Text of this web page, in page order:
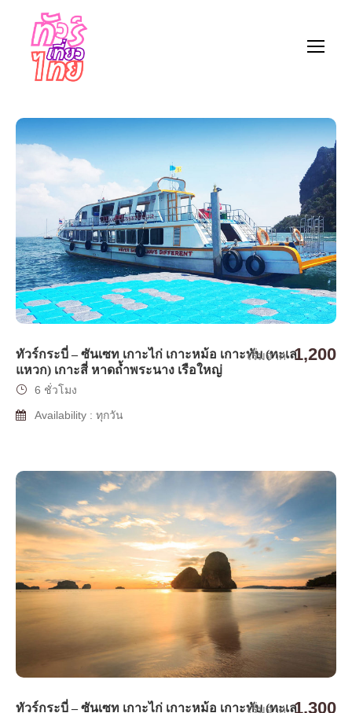
ทัวร์กระบี่ – ซันเซท เกาะไก่ เกาะหม้อ เกาะทับ (ทะเล
แหวก) เกาะสี่ หาดถ้ำพระนาง เรือใหญ่
เริ่มจาก 1,200
6 ชั่วโมง
Availability : ทุกวัน
ทัวร์กระบี่ – ซันเซท เกาะไก่ เกาะหม้อ เกาะทับ (ทะเล
เริ่มจาก 1,300